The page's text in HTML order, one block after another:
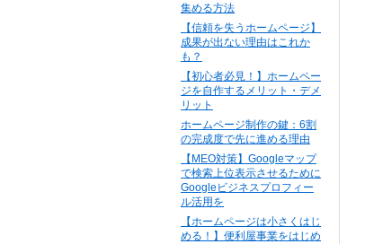
集める方法
【信頼を失うホームページ】
成果が出ない理由はこれか
も？
【初心者必見！】ホームペー
ジを自作するメリット・デメ
リット
ホームページ制作の鍵：6割
の完成度で先に進める理由
【MEO対策】Googleマップ
で検索上位表示させるために
Googleビジネスプロフィー
ル活用を
【ホームページは小さくはじ
める！】便利屋事業をはじめ